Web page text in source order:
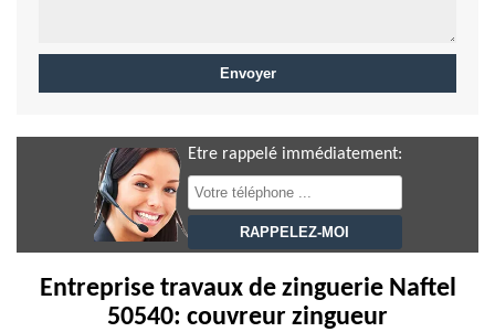
Etre rappelé immédiatement:
Entreprise travaux de zinguerie Naftel
50540: couvreur zingueur